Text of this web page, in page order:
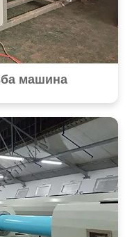
машина